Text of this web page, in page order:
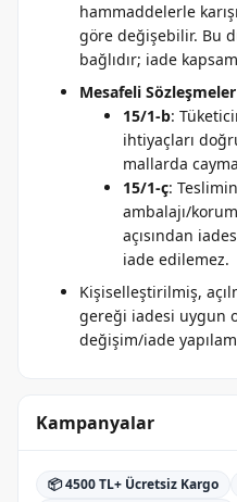
hammaddelerle
göre değişebilir. Bu
bağlıdır; iade
Mesafeli
15/1-b:
ihtiyaçları
mallarda
15/1-ç:
ambalajı/
açısından
iade edilemez.
Kişiselleştirilmiş,
gereği iadesi uygun
değişim/iade
Kampanyalar
📦 4500 TL+ Ücretsiz Kargo